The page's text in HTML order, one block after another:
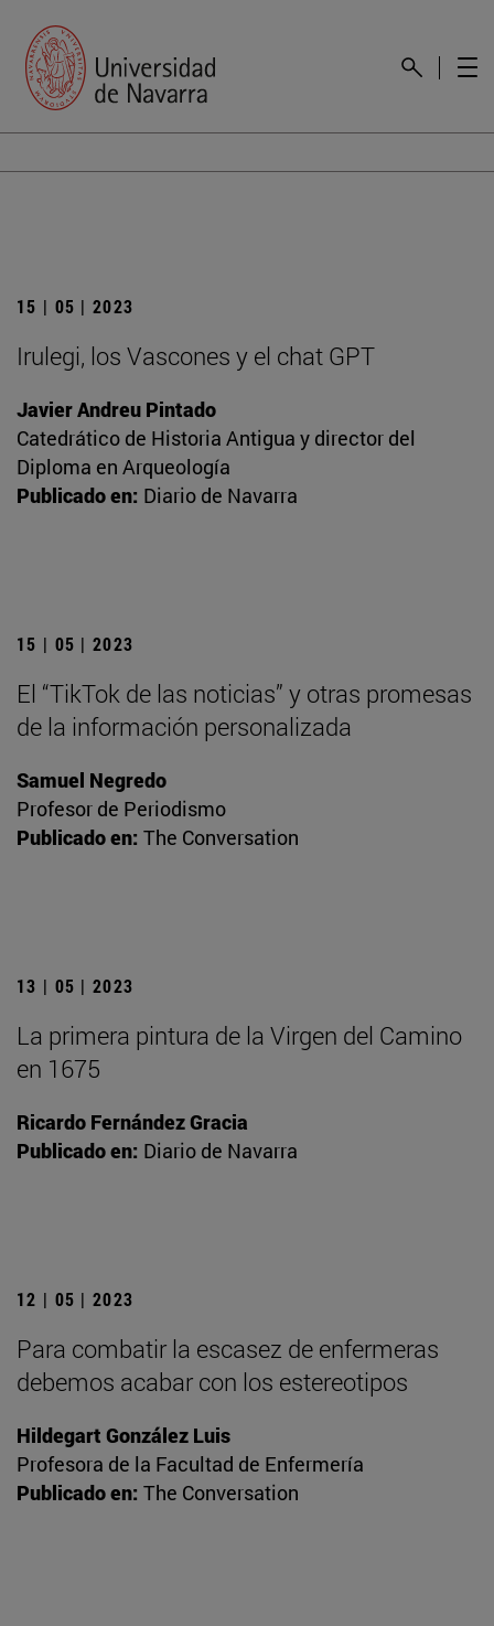
15 | 05 | 2023
Irulegi, los Vascones y el chat GPT
Javier Andreu Pintado
Catedrático de Historia Antigua y director del
Diploma en Arqueología
Publicado en: Diario de Navarra
15 | 05 | 2023
El “TikTok de las noticias” y otras promesas
de la información personalizada
Samuel Negredo
Profesor de Periodismo
Publicado en: The Conversation
13 | 05 | 2023
La primera pintura de la Virgen del Camino
en 1675
Ricardo Fernández Gracia
Publicado en: Diario de Navarra
12 | 05 | 2023
Para combatir la escasez de enfermeras
debemos acabar con los estereotipos
Hildegart González Luis
Profesora de la Facultad de Enfermería
Publicado en: The Conversation